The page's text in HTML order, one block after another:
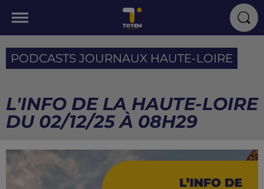
PODCASTS JOURNAUX HAUTE-LOIRE
L'INFO DE LA HAUTE-LOIRE
DU 02/12/25 À 08H29